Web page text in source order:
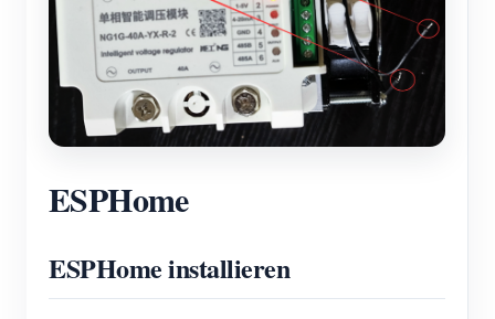
ESPHome
ESPHome installieren